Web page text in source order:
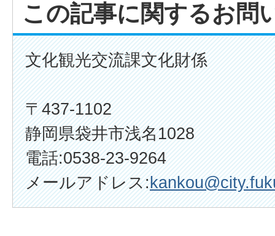
この記事に関するお問
文化観光交流課文化財係
〒437-1102
静岡県袋井市浅名1028
電話:0538-23-9264
メールアドレス: